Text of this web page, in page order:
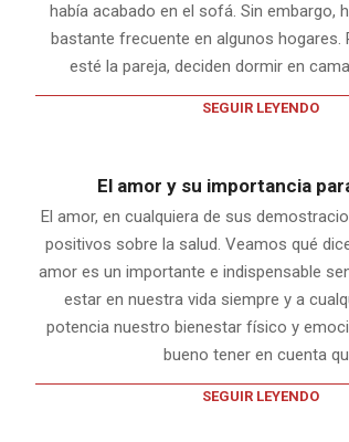
había acabado en el sofá. Sin embargo,
bastante frecuente en algunos hogares.
esté la pareja, deciden dormir en
SEGUIR LEYENDO
El amor y su importancia
El amor, en cualquiera de sus
positivos sobre la salud. Veamos qué
amor es un importante e indispensable
estar en nuestra vida siempre y a
potencia nuestro bienestar físico y
bueno tener en cuenta
SEGUIR LEYENDO